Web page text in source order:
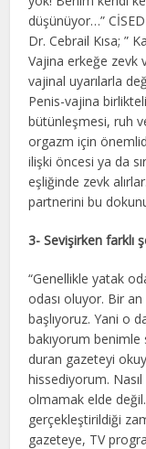
düşünüyor…”
Dr. Cebrail Kısa; ”
Vajina erkeğe zevk
vajinal uyarılarla
Penis-vajina
bütünleşmesi, ruh
orgazm için
ilişki öncesi ya da
eşliğinde zevk
partnerini bu
3- Sevişirken farklı
“Genellikle yatak
odası oluyor. Bir
başlıyoruz. Yani o
bakıyorum
duran gazeteyi
hissediyorum.
olmamak elde
gerçekleştirildiği
gazeteye, TV